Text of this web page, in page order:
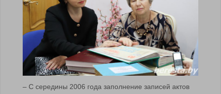
– С середины 2006 года заполнение записей актов